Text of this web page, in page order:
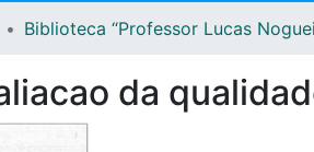
Biblioteca “Professor Lucas
da